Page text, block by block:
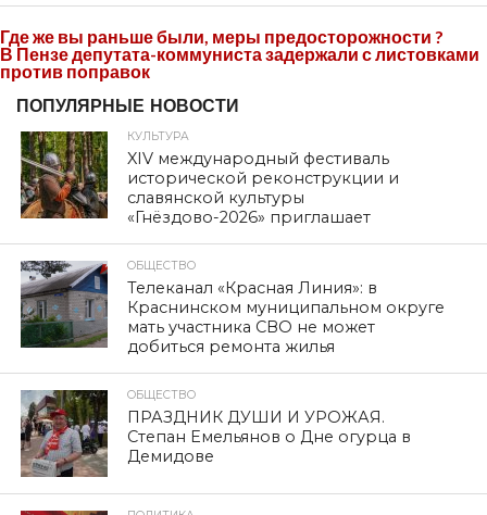
Где же вы раньше были, меры предосторожности ?
В Пензе депутата-коммуниста задержали с листовками
против поправок
ПОПУЛЯРНЫЕ НОВОСТИ
КУЛЬТУРА
XIV международный фестиваль
исторической реконструкции и
славянской культуры
«Гнёздово-2026» приглашает
ОБЩЕСТВО
Телеканал «Красная Линия»: в
Краснинском муниципальном округе
мать участника СВО не может
добиться ремонта жилья
ОБЩЕСТВО
ПРАЗДНИК ДУШИ И УРОЖАЯ.
Степан Емельянов о Дне огурца в
Демидове